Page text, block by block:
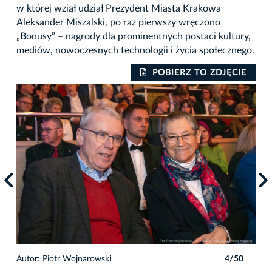
w której wziął udział Prezydent Miasta Krakowa
Aleksander Miszalski, po raz pierwszy wręczono
„Bonusy” – nagrody dla prominentnych postaci kultury,
mediów, nowoczesnych technologii i życia społecznego.
POBIERZ TO ZDJĘCIE
Autor: Piotr Wojnarowski 4/50